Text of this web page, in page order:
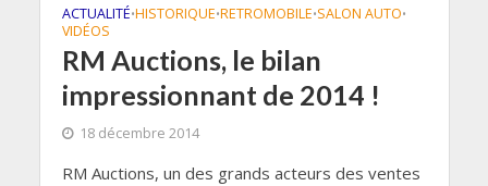
ACTUALITÉ•HISTORIQUE•RETROMOBILE•SALON AUTO•
VIDÉOS
RM Auctions, le bilan
impressionnant de 2014 !
18 décembre 2014
RM Auctions, un des grands acteurs des ventes